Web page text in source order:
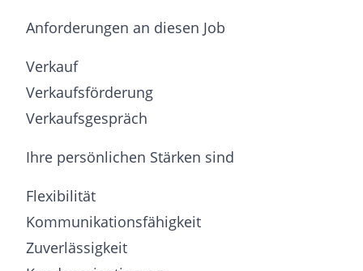
Anforderungen an diesen Job
Verkauf
Verkaufsförderung
Verkaufsgespräch
Ihre persönlichen Stärken sind
Flexibilität
Kommunikationsfähigkeit
Zuverlässigkeit